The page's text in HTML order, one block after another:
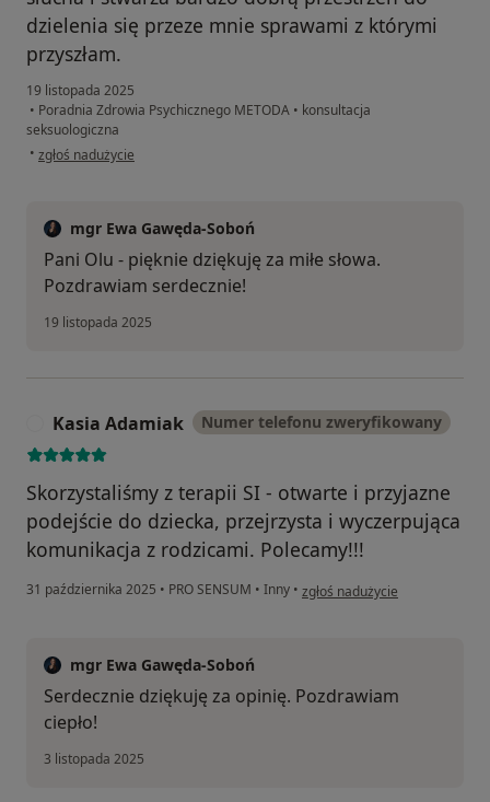
dzielenia się przeze mnie sprawami z którymi
przyszłam.
19 listopada 2025
• Poradnia Zdrowia Psychicznego METODA • konsultacja
seksuologiczna
• w opinii użytkownika Ola
zgłoś nadużycie
mgr Ewa Gawęda-Soboń
Pani Olu - pięknie dziękuję za miłe słowa.
Pozdrawiam serdecznie!
19 listopada 2025
Kasia Adamiak Numer telefonu zweryfikowany
Skorzystaliśmy z terapii SI - otwarte i przyjazne
podejście do dziecka, przejrzysta i wyczerpująca
komunikacja z rodzicami. Polecamy!!!
31 października 2025 • PRO SENSUM • Inny • w opinii użytkownika Kasia
zgłoś nadużycie
mgr Ewa Gawęda-Soboń
Serdecznie dziękuję za opinię. Pozdrawiam
ciepło!
3 listopada 2025